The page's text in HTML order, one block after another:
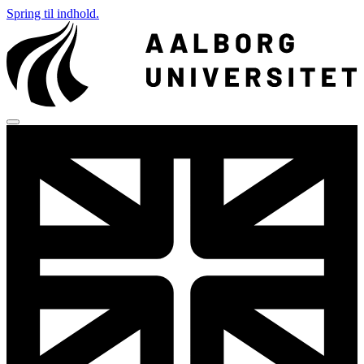
Spring til indhold.